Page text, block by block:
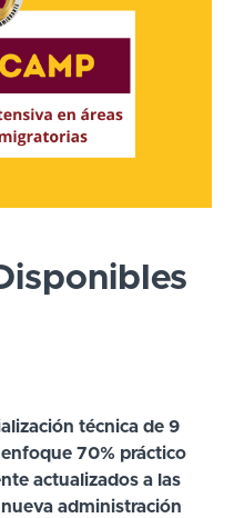
técnica de 9
70% práctico
actualizados a las
administración